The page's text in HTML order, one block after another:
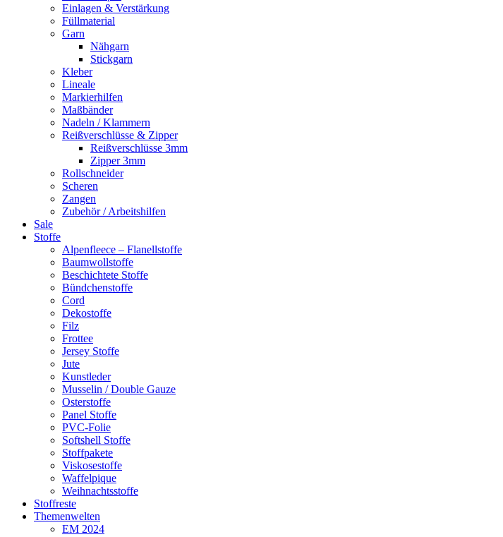
Einlagen & Verstärkung
Füllmaterial
Garn
Nähgarn
Stickgarn
Kleber
Lineale
Markierhilfen
Maßbänder
Nadeln / Klammern
Reißverschlüsse & Zipper
Reißverschlüsse 3mm
Zipper 3mm
Rollschneider
Scheren
Zangen
Zubehör / Arbeitshilfen
Sale
Stoffe
Alpenfleece – Flanellstoffe
Baumwollstoffe
Beschichtete Stoffe
Bündchenstoffe
Cord
Dekostoffe
Filz
Frottee
Jersey Stoffe
Jute
Kunstleder
Musselin / Double Gauze
Osterstoffe
Panel Stoffe
PVC-Folie
Softshell Stoffe
Stoffpakete
Viskosestoffe
Waffelpique
Weihnachtsstoffe
Stoffreste
Themenwelten
EM 2024